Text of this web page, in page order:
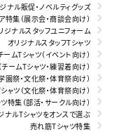
ナル販促・ノベルティグッズ
特集（展示会・商談会向け）
ジナルスタッフユニフォーム
オリジナルスタッフTシャツ
ムTシャツ（イベント向け）
ームTシャツ・練習着向け）
園祭・文化祭・体育祭向け）
ャツ（文化祭・体育祭向け）
特集（部活・サークル向け）
ナルTシャツをオンスで選ぶ
売れ筋Tシャツ特集